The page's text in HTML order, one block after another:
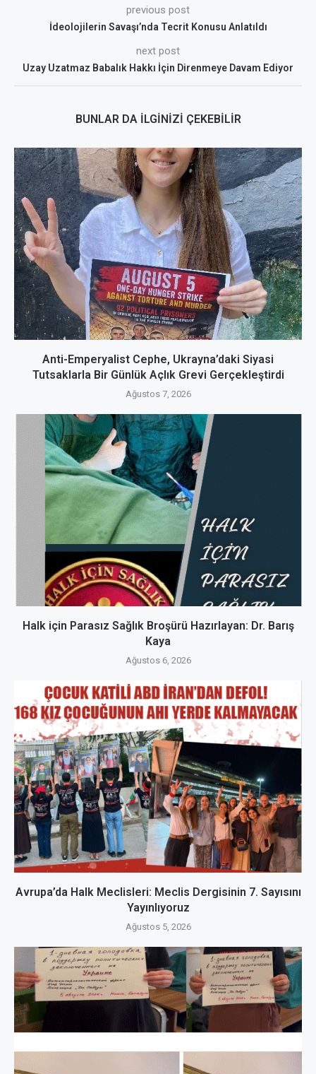
previous post
İdeolojilerin Savaşı’nda Tecrit Konusu Anlatıldı
next post
Uzay Uzatmaz Babalık Hakkı İçin Direnmeye Davam Ediyor
BUNLAR DA İLGINIZI ÇEKEBILIR
Anti-Emperyalist Cephe, Ukrayna’daki Siyasi
Tutsaklarla Bir Günlük Açlık Grevi Gerçekleştirdi
Ağustos 7, 2026
Halk için Parasız Sağlık Broşürü Hazırlayan: Dr. Barış
Kaya
Ağustos 6, 2026
Avrupa’da Halk Meclisleri: Meclis Dergisinin 7. Sayısını
Yayınlıyoruz
Ağustos 5, 2026